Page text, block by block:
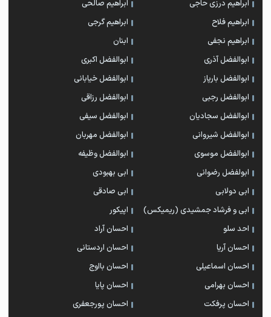
ابراهیم درزی حاجی
ابراهیم صالحی
ابراهیم فلاح
ابراهیم گرجی
ابراهیم نجفی
ابنان
ابوالفضل آذری
ابوالفضل اکبری
ابوالفضل بارپاز
ابوالفضل خیابانی
ابوالفضل رجبی
ابوالفضل رزاقی
ابوالفضل سجادیان
ابوالفضل سیفی
ابوالفضل شیروانی
ابوالفضل مهربان
ابوالفضل موسوی
ابوالفضل وظیفه
ابولفضل رضوانی
ابی بهبودی
ابی دولابی
ابی صادقی
ابی و فرشاد جمشیدی (ریمیکس)
اپیکور
احد سلو
احسان آراد
احسان آریا
احسان اردستانی
احسان اسماعیلی
احسان بااوج
احسان بهرامی
احسان پایا
احسان پرفکت
احسان پورجعفری